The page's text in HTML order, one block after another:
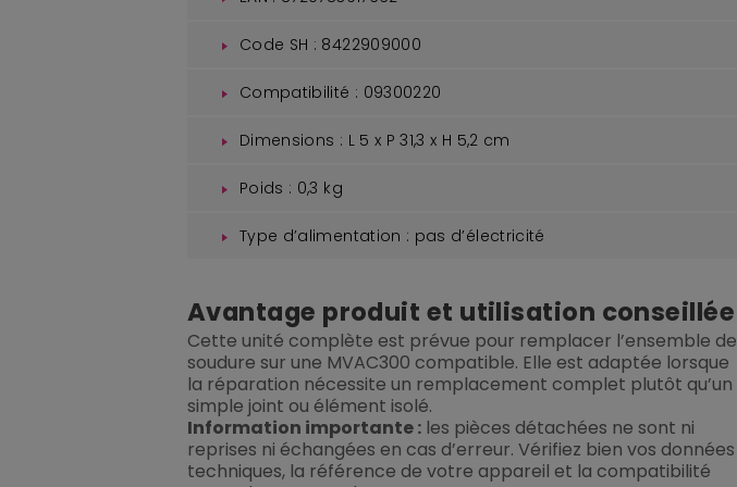
Code SH : 8422909000
Compatibilité : 09300220
Dimensions : L 5 x P 31,3 x H 5,2 cm
Poids : 0,3 kg
Type d’alimentation : pas d’électricité
Avantage produit et utilisation conseillée
Cette unité complète est prévue pour remplacer l’ensemble de
soudure sur une MVAC300 compatible. Elle est adaptée lorsque
la réparation nécessite un remplacement complet plutôt qu’un
simple joint ou élément isolé.
Information importante : les pièces détachées ne sont ni
reprises ni échangées en cas d’erreur. Vérifiez bien vos données
techniques, la référence de votre appareil et la compatibilité